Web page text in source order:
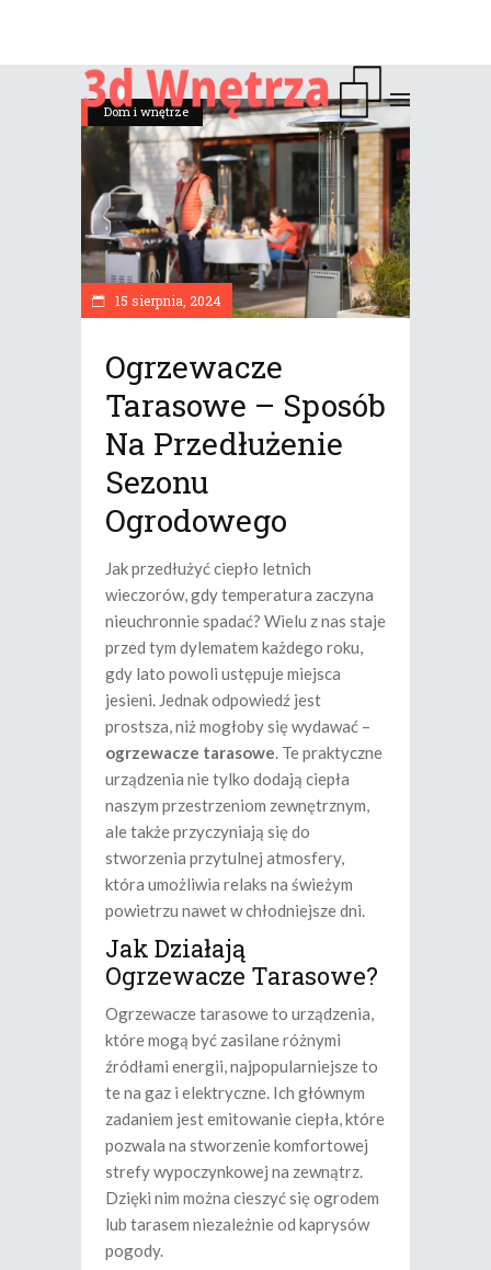
Dom i wnętrze
15 sierpnia, 2024
Ogrzewacze
Tarasowe – Sposób
Na Przedłużenie
Sezonu
Ogrodowego
Jak przedłużyć ciepło letnich
wieczorów, gdy temperatura zaczyna
nieuchronnie spadać? Wielu z nas staje
przed tym dylematem każdego roku,
gdy lato powoli ustępuje miejsca
jesieni. Jednak odpowiedź jest
prostsza, niż mogłoby się wydawać –
ogrzewacze tarasowe. Te praktyczne
urządzenia nie tylko dodają ciepła
naszym przestrzeniom zewnętrznym,
ale także przyczyniają się do
stworzenia przytulnej atmosfery,
która umożliwia relaks na świeżym
powietrzu nawet w chłodniejsze dni.
Jak Działają
Ogrzewacze Tarasowe?
Ogrzewacze tarasowe to urządzenia,
które mogą być zasilane różnymi
źródłami energii, najpopularniejsze to
te na gaz i elektryczne. Ich głównym
zadaniem jest emitowanie ciepła, które
pozwala na stworzenie komfortowej
strefy wypoczynkowej na zewnątrz.
Dzięki nim można cieszyć się ogrodem
lub tarasem niezależnie od kaprysów
pogody.